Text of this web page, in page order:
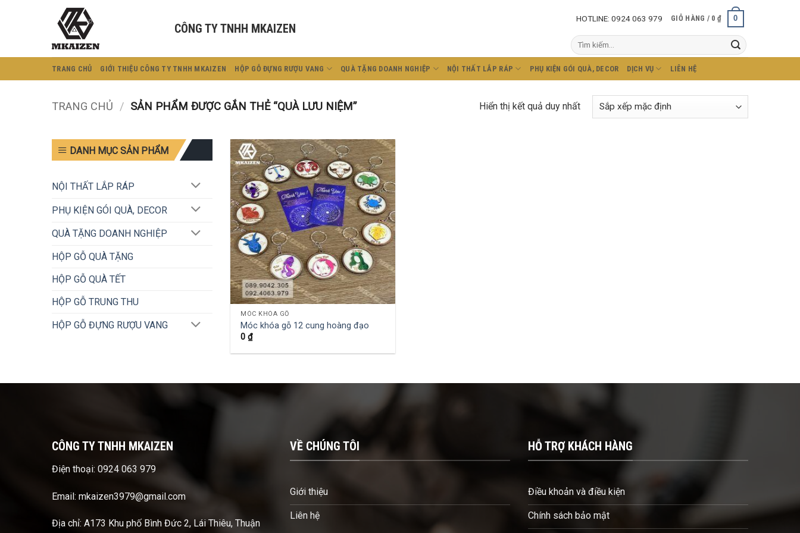
CÔNG TY TNHH MKAIZEN
HOTLINE: 0924 063 979 GIỎ HÀNG / 0 ₫ 0
Tìm
kiếm:
TRANG CHỦ GIỚI THIỆU CÔNG TY TNHH MKAIZEN HỘP GỖ ĐỰNG RƯỢU VANG QUÀ TẶNG DOANH NGHIỆP NỘI THẤT LẮP RÁP PHỤ KIỆN GÓI QUÀ, DECOR DỊCH VỤ LIÊN HỆ
TRANG CHỦ / SẢN PHẨM ĐƯỢC GẮN THẺ “QUÀ LƯU NIỆM” Hiển thị kết quả duy nhất
DANH MỤC SẢN PHẨM
NỘI THẤT LẮP RÁP
PHỤ KIỆN GÓI QUÀ, DECOR
QUÀ TẶNG DOANH NGHIỆP
HỘP GỖ QUÀ TẶNG
HỘP GỖ QUÀ TẾT
HỘP GỖ TRUNG THU
HỘP GỖ ĐỰNG RƯỢU VANG
MÓC KHÓA GỖ
Móc khóa gỗ 12 cung hoàng đạo
0₫
CÔNG TY TNHH MKAIZEN
Điện thoại: 0924 063 979
Email: mkaizen3979@gmail.com
Địa chỉ: A173 Khu phố Bình Đức 2, Lái Thiêu, Thuận
VỀ CHÚNG TÔI
Giới thiệu
Liên hệ
HỖ TRỢ KHÁCH HÀNG
Điều khoản và điều kiện
Chính sách bảo mật